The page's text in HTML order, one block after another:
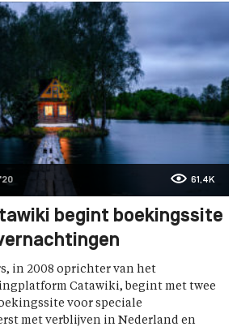
61,4K
begint boekingssite
in 2008 oprichter van het
Catawiki, begint met twee
voor speciale
met verblijven in Nederland en